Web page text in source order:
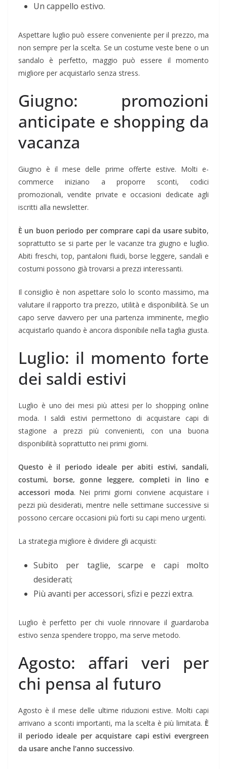
Un cappello estivo.
Aspettare luglio può essere conveniente per il prezzo, ma
non sempre per la scelta. Se un costume veste bene o un
sandalo è perfetto, maggio può essere il momento
migliore per acquistarlo senza stress.
Giugno: promozioni
anticipate e shopping da
vacanza
Giugno è il mese delle prime offerte estive. Molti e-
commerce iniziano a proporre sconti, codici
promozionali, vendite private e occasioni dedicate agli
iscritti alla newsletter.
È un buon periodo per comprare capi da usare subito,
soprattutto se si parte per le vacanze tra giugno e luglio.
Abiti freschi, top, pantaloni fluidi, borse leggere, sandali e
costumi possono già trovarsi a prezzi interessanti.
Il consiglio è non aspettare solo lo sconto massimo, ma
valutare il rapporto tra prezzo, utilità e disponibilità. Se un
capo serve davvero per una partenza imminente, meglio
acquistarlo quando è ancora disponibile nella taglia giusta.
Luglio: il momento forte
dei saldi estivi
Luglio è uno dei mesi più attesi per lo shopping online
moda. I saldi estivi permettono di acquistare capi di
stagione a prezzi più convenienti, con una buona
disponibilità soprattutto nei primi giorni.
Questo è il periodo ideale per abiti estivi, sandali,
costumi, borse, gonne leggere, completi in lino e
accessori moda. Nei primi giorni conviene acquistare i
pezzi più desiderati, mentre nelle settimane successive si
possono cercare occasioni più forti su capi meno urgenti.
La strategia migliore è dividere gli acquisti:
Subito per taglie, scarpe e capi molto
desiderati;
Più avanti per accessori, sfizi e pezzi extra.
Luglio è perfetto per chi vuole rinnovare il guardaroba
estivo senza spendere troppo, ma serve metodo.
Agosto: affari veri per
chi pensa al futuro
Agosto è il mese delle ultime riduzioni estive. Molti capi
arrivano a sconti importanti, ma la scelta è più limitata. È
il periodo ideale per acquistare capi estivi evergreen
da usare anche l’anno successivo.